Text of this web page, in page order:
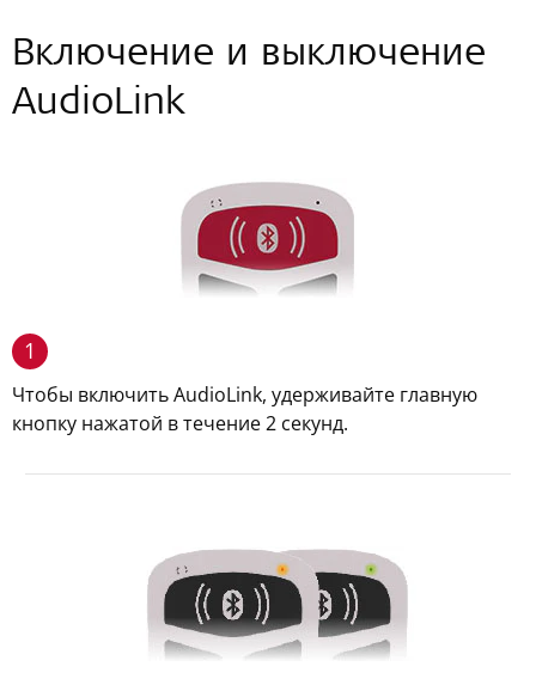
Включение и выключение
AudioLink
1
Чтобы включить AudioLink, удерживайте главную
кнопку нажатой в течение 2 секунд.